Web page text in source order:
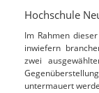
Hochschule
Im Rahmen
inwiefern
zwei
untermauert